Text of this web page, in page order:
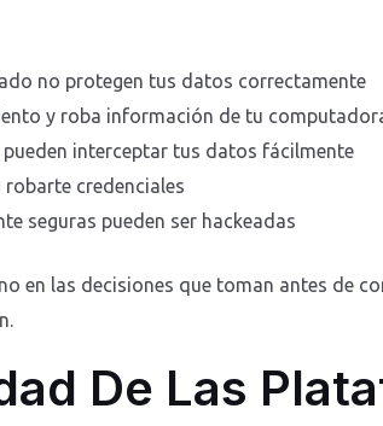
no protegen tus datos correctamente
y roba información de tu
interceptar tus datos fácilmente
credenciales
seguras pueden ser hackeadas
en las decisiones que toman antes de
De Las